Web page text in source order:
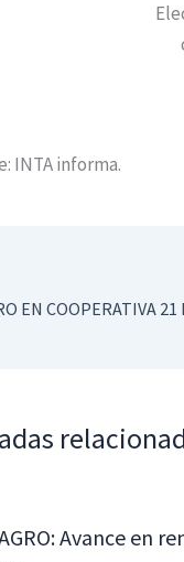
INTA informa.
Avance en